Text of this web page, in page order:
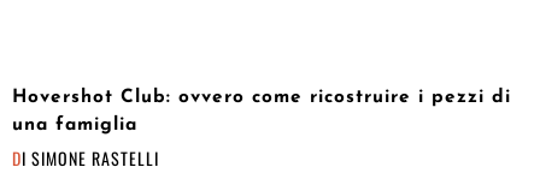
Hovershot Club: ovvero come ricostruire i pezzi di
una famiglia
DI SIMONE RASTELLI